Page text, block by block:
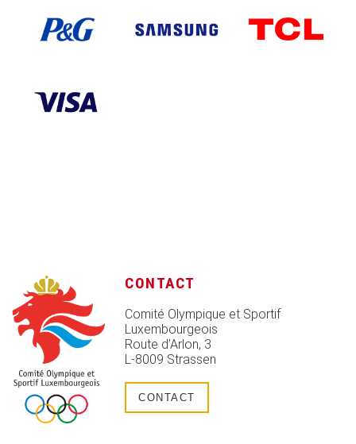
CONTACT
Comité Olympique et Sportif
Luxembourgeois
Route d’Arlon, 3
L-8009 Strassen
CONTACT